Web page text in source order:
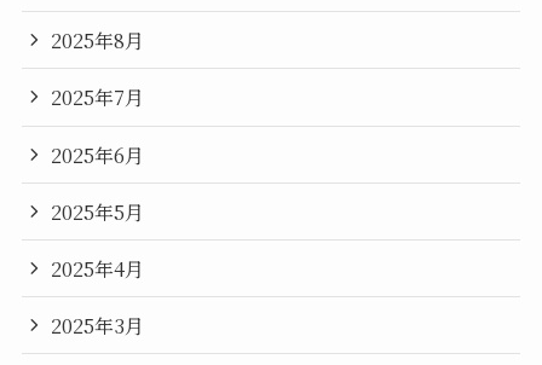
2025年8月
2025年7月
2025年6月
2025年5月
2025年4月
2025年3月